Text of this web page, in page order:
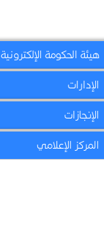
هيئة الحكومة الإلكترونية
الإدارات
الإنجازات
المركز الإعلامي